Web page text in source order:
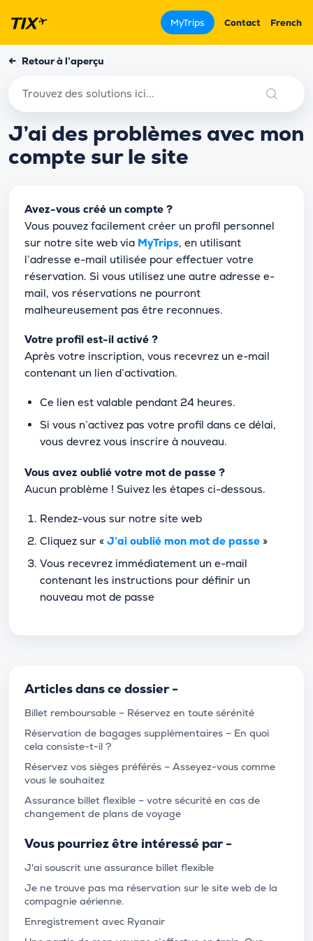
MyTrips Contact French
← Retour à l’aperçu
J’ai des problèmes avec mon
compte sur le site
Avez-vous créé un compte ?
Vous pouvez facilement créer un profil personnel
sur notre site web via MyTrips, en utilisant
l’adresse e-mail utilisée pour effectuer votre
réservation. Si vous utilisez une autre adresse e-
mail, vos réservations ne pourront
malheureusement pas être reconnues.
Votre profil est-il activé ?
Après votre inscription, vous recevrez un e-mail
contenant un lien d’activation.
Ce lien est valable pendant 24 heures.
Si vous n’activez pas votre profil dans ce délai,
vous devrez vous inscrire à nouveau.
Vous avez oublié votre mot de passe ?
Aucun problème ! Suivez les étapes ci-dessous.
Rendez-vous sur notre site web
Cliquez sur « J’ai oublié mon mot de passe »
Vous recevrez immédiatement un e-mail
contenant les instructions pour définir un
nouveau mot de passe
Articles dans ce dossier -
Billet remboursable – Réservez en toute sérénité
Réservation de bagages supplémentaires – En quoi
cela consiste-t-il ?
Réservez vos sièges préférés – Asseyez-vous comme
vous le souhaitez
Assurance billet flexible – votre sécurité en cas de
changement de plans de voyage
Vous pourriez être intéressé par -
J'ai souscrit une assurance billet flexible
Je ne trouve pas ma réservation sur le site web de la
compagnie aérienne.
Enregistrement avec Ryanair